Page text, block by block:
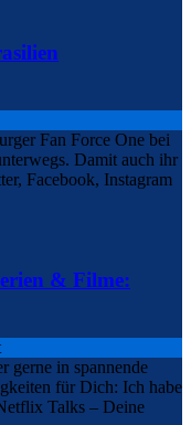
Fan Force One bei
Damit auch ihr
Facebook, Instagram
& Filme:
gerne in spannende
für Dich: Ich habe
Talks – Deine